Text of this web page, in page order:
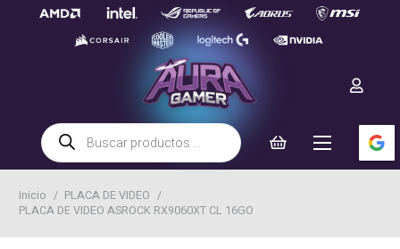
Búsqueda
de
productos
Inicio / PLACA DE VIDEO /
PLACA DE VIDEO ASROCK RX9060XT CL 16GO